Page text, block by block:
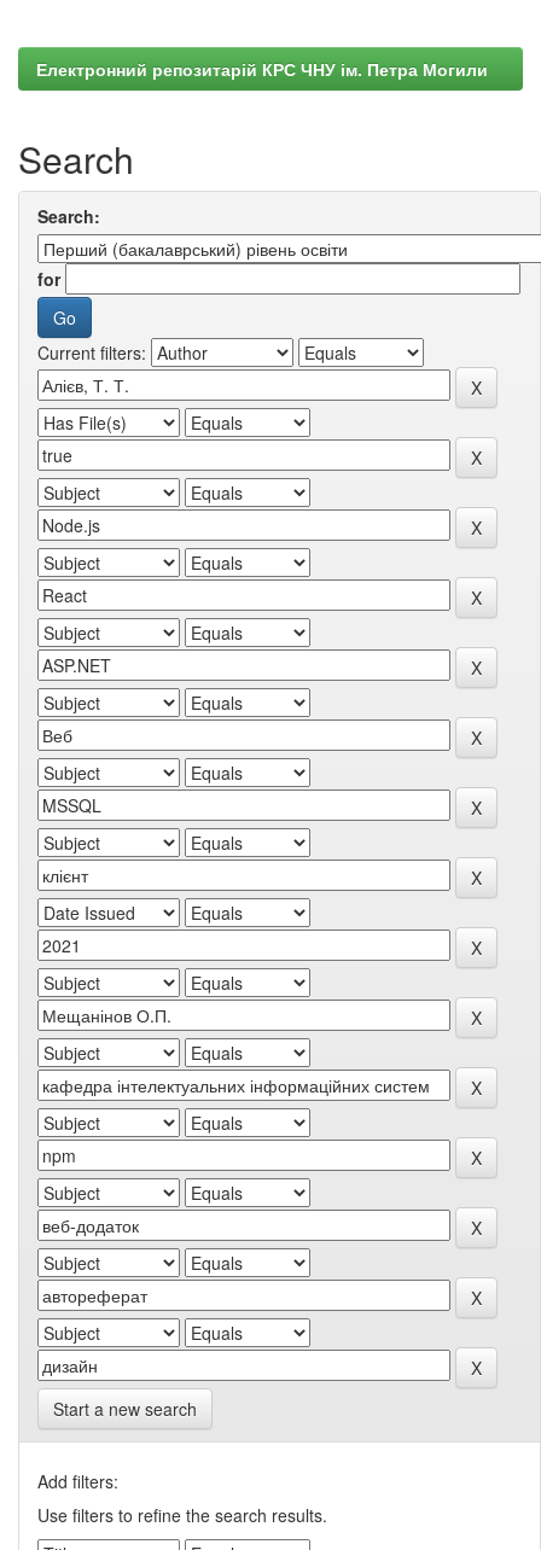
Електронний репозитарій КРС ЧНУ ім. Петра Могили
Search
Search:
for
Current filters:
Start a new search
Add filters:
Use filters to refine the search results.